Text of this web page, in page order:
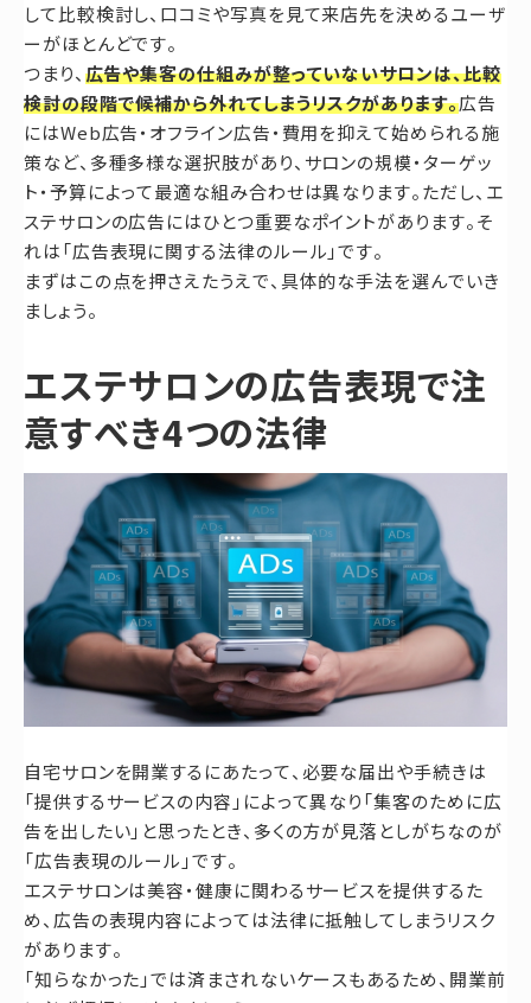
して比較検討し、口コミや写真を見て来店先を決めるユーザ
ーがほとんどです。
つまり、 広告や集客の仕組みが整っていないサロンは、比較
検討の段階で候補から外れてしまうリスクがあります。広告
にはWeb広告・オフライン広告・費用を抑えて始められる施
策など、多種多様な選択肢があり、サロンの規模・ターゲッ
ト・予算によって最適な組み合わせは異なります。ただし、エ
ステサロンの広告にはひとつ重要なポイントがあります。そ
れは「広告表現に関する法律のルール」です。
まずはこの点を押さえたうえで、具体的な手法を選んでいき
ましょう。
エステサロンの広告表現で注
意すべき4つの法律
自宅サロンを開業するにあたって、必要な届出や手続きは
「提供するサービスの内容」によって異なり「集客のために広
告を出したい」と思ったとき、多くの方が見落としがちなのが
「広告表現のルール」です。
エステサロンは美容・健康に関わるサービスを提供するた
め、広告の表現内容によっては法律に抵触してしまうリスク
があります。
「知らなかった」では済まされないケースもあるため、開業前